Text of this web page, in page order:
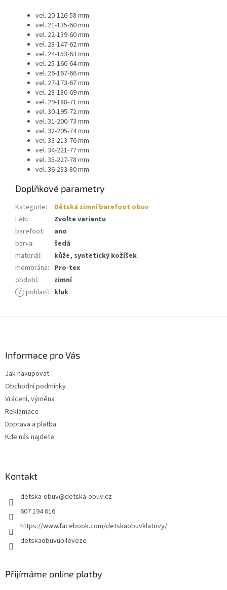
vel. 20-126-58 mm
vel. 21-135-60 mm
vel. 22-139-60 mm
vel. 23-147-62 mm
vel. 24-153-63 mm
vel. 25-160-64 mm
vel. 26-167-66 mm
vel. 27-173-67 mm
vel. 28-180-69 mm
vel. 29-188-71 mm
vel. 30-195-72 mm
vel. 31-200-73 mm
vel. 32-205-74 mm
vel. 33-213-76 mm
vel. 34-221-77 mm
vel. 35-227-78 mm
vel. 36-233-80 mm
Doplňkové parametry
Kategorie:
Dětská zimní barefoot obuv
EAN:
Zvolte variantu
barefoot:
ano
barva:
šedá
materiál:
kůže, syntetický kožíšek
membrána: Pro-tex
období:
zimní
? pohlaví: kluk
Informace pro Vás
Jak nakupovat
Obchodní podmínky
Vrácení, výměna
Reklamace
Doprava a platba
Kde nás najdete
Kontakt
detska-obuv@detska-obuv.cz
607 194 816
https://www.facebook.com/detskaobuvklatovy/
detskaobuvubileveze
Přijímáme online platby